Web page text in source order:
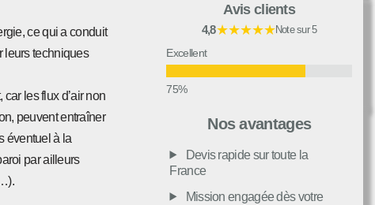
ce qui a conduit
leurs techniques
car les flux d’air non
peuvent entraîner
éventuel à la
par ailleurs
Avis clients
4,8★★★★★Note sur 5
Excellent
Moyen
Nos avantages
Devis rapide sur toute la
France
Mission engagée dès votre